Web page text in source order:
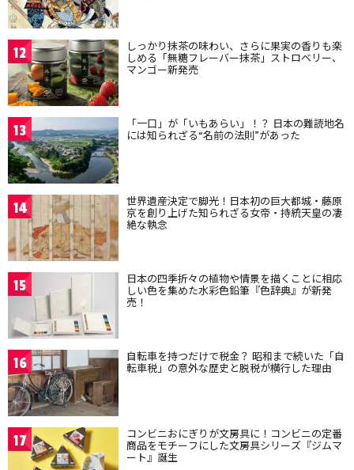
12 しっかり抹茶の味わい、さらに果実の香りも楽
しめる「無糖フレーバー抹茶」ストロベリー、
マンゴー新発売
13 「一口」が「いもあらい」！？ 日本の難読地名
には知られざる“名前の法則”があった
14 世界遺産決定で脚光！日本初の巨大都城・藤原
京を創り上げた知られざる女帝・持統天皇の凄
絶な執念
15 日本の四季折々の植物や情景を描くことに相応
しい色を集めた水彩色鉛筆『色辞典』が新発
売！
16 自転車を持つだけで税金？ 昭和まで続いた「自
転車税」の意外な歴史と脱税が横行した理由
17 コンビニおにぎりが文房具に！コンビニの定番
商品をモチーフにした文房具シリーズ『ジムマ
ート』誕生